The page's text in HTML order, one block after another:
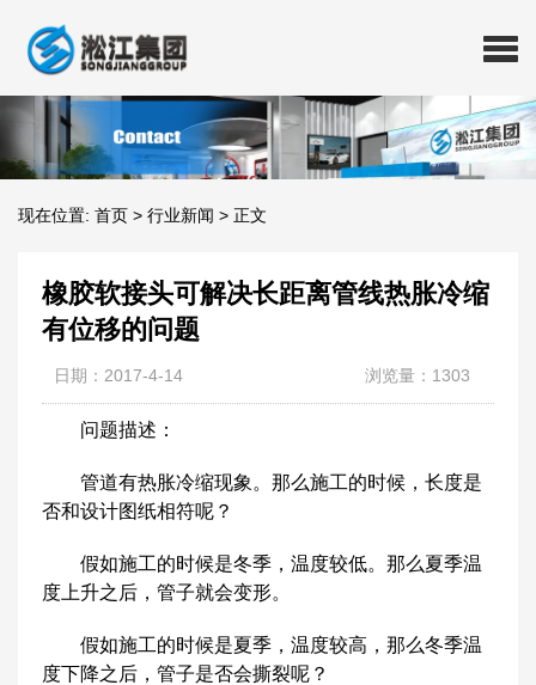
现在位置: 首页 > 行业新闻 > 正文
橡胶软接头可解决长距离管线热胀冷缩
有位移的问题
日期：2017-4-14 浏览量：1303
问题描述：
管道有热胀冷缩现象。那么施工的时候，长度是
否和设计图纸相符呢？
假如施工的时候是冬季，温度较低。那么夏季温
度上升之后，管子就会变形。
假如施工的时候是夏季，温度较高，那么冬季温
度下降之后，管子是否会撕裂呢？